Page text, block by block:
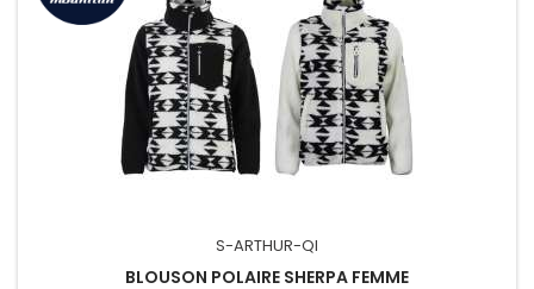
S-ARTHUR-QI
BLOUSON POLAIRE SHERPA FEMME